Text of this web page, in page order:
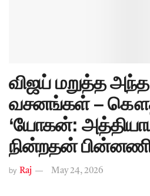
விஜய் மறுத்த அந்த
வசனங்கள் –
‘யோகன்:
நின்றதன்
by Raj May 24, 2026